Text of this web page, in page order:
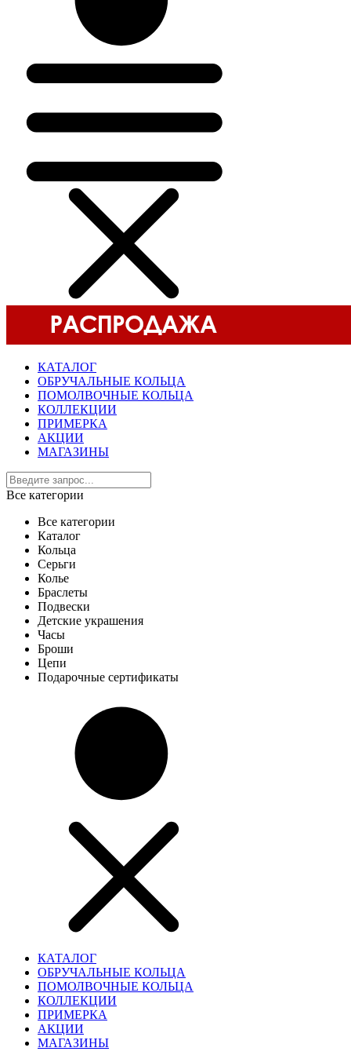
КАТАЛОГ
ОБРУЧАЛЬНЫЕ КОЛЬЦА
ПОМОЛВОЧНЫЕ КОЛЬЦА
КОЛЛЕКЦИИ
ПРИМЕРКА
АКЦИИ
МАГАЗИНЫ
Все категории
Все категории
Каталог
Кольца
Серьги
Колье
Браслеты
Подвески
Детские украшения
Часы
Броши
Цепи
Подарочные сертификаты
КАТАЛОГ
ОБРУЧАЛЬНЫЕ КОЛЬЦА
ПОМОЛВОЧНЫЕ КОЛЬЦА
КОЛЛЕКЦИИ
ПРИМЕРКА
АКЦИИ
МАГАЗИНЫ